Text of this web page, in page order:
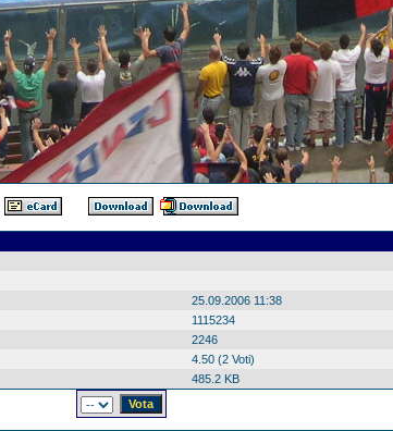
25.09.2006 11:38
1115234
2246
4.50 (2 Voti)
485.2 KB